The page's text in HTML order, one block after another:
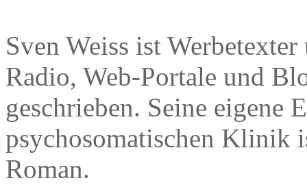
Sven Weiss ist
Radio, Web-Portale und
geschrieben. Seine eigene
psychosomatischen Klinik
Roman.